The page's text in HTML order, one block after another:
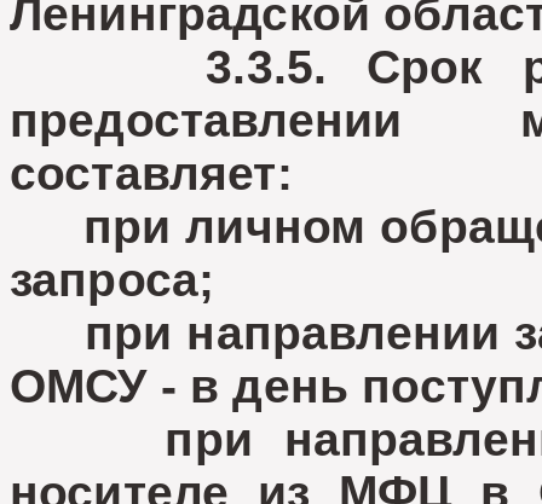
Ленинградской
3.3.5. Срок
предоставлении
составляет:
при личном
запроса;
при направлении
ОМСУ - в день
при
носителе из МФЦ в